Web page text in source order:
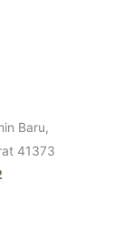
Baru,
41373